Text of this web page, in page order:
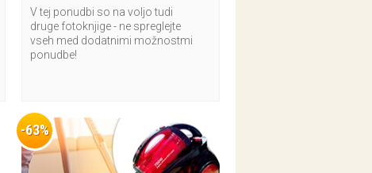
V tej ponudbi so na voljo tudi
druge fotoknjige - ne spreglejte
vseh med dodatnimi možnostmi
ponudbe!
-63%